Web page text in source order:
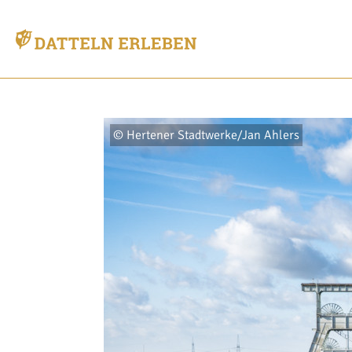
© Hertener Stadtwerke/Jan Ahlers